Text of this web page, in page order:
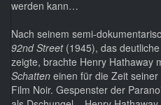
werden kann…
Nach seinem semi-
92nd Street(1945), das
zeigte, brachte Henry Hathaway
Schatten einen für die Zeit
Film Noir. Gespenster der